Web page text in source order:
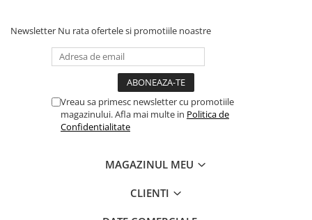
Newsletter Nu rata ofertele si promotiile noastre
Vreau sa primesc newsletter cu promotiile
magazinului. Afla mai multe in Politica de
Confidentialitate
MAGAZINUL MEU
CLIENTI